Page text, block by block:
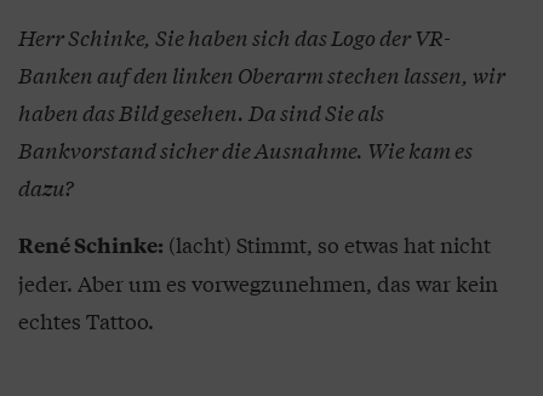
Herr Schinke, Sie haben sich das Logo der VR-
Banken auf den linken Oberarm stechen lassen, wir
haben das Bild gesehen. Da sind Sie als
Bankvorstand sicher die Ausnahme. Wie kam es
dazu?
René Schinke: (lacht) Stimmt, so etwas hat nicht
jeder. Aber um es vorwegzunehmen, das war kein
echtes Tattoo.